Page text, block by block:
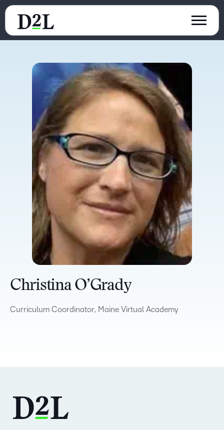
Christina O’Grady
Curriculum Coordinator, Maine Virtual Academy